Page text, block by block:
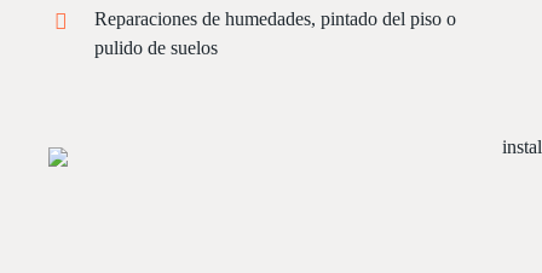
Reparaciones de humedades, pintado del piso o
pulido de suelos